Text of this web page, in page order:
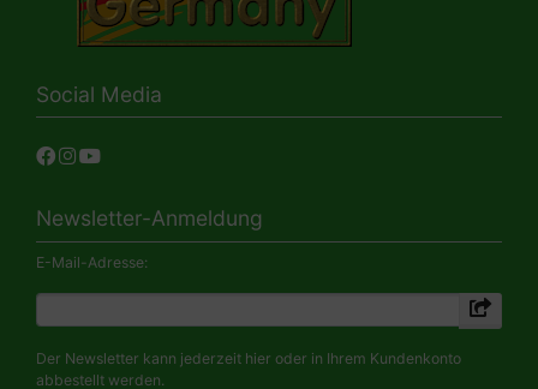
Social Media
Newsletter-Anmeldung
E-Mail-Adresse:
Der Newsletter kann jederzeit hier oder in Ihrem Kundenkonto
abbestellt werden.